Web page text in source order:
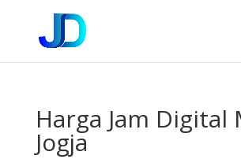
Harga Jam Digital
Jogja